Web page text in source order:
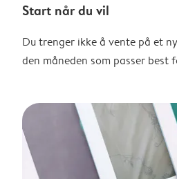
Start når du vil
Du trenger ikke å vente på et
den måneden som passer best